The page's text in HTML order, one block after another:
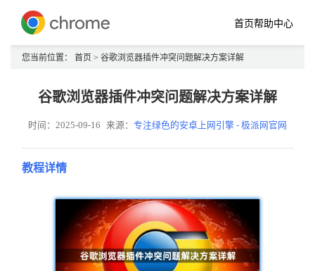
首页帮助中心
您当前位置： 首页 > 谷歌浏览器插件冲突问题解决方案详解
谷歌浏览器插件冲突问题解决方案详解
时间：2025-09-16 来源：专注绿色的安卓上网引擎 - 极派网官网
教程详情